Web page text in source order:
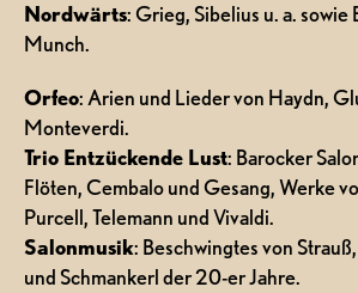
Nordwärts: Grieg, Sibelius u. a. sowie
Munch.
Orfeo: Arien und Lieder von Haydn,
Monteverdi.
Trio Entzückende Lust: Barocker
Flöten, Cembalo und Gesang, Werke
Purcell, Telemann und Vivaldi.
Salonmusik: Beschwingtes von
und Schmankerl der 20-er Jahre.